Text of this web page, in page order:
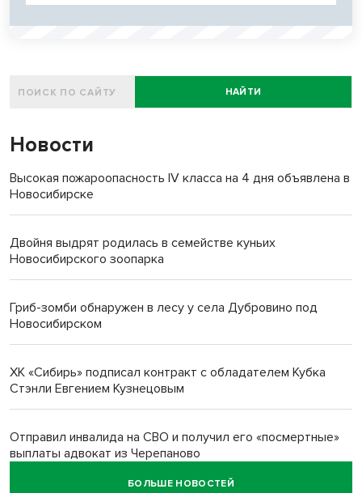
НАЙТИ
Новости
Высокая пожароопасность IV класса на 4 дня объявлена в
Новосибирске
Двойня выдрят родилась в семействе куньих
Новосибирского зоопарка
Гриб-зомби обнаружен в лесу у села Дубровино под
Новосибирском
ХК «Сибирь» подписал контракт с обладателем Кубка
Стэнли Евгением Кузнецовым
Отправил инвалида на СВО и получил его «посмертные»
выплаты адвокат из Черепаново
БОЛЬШЕ НОВОСТЕЙ